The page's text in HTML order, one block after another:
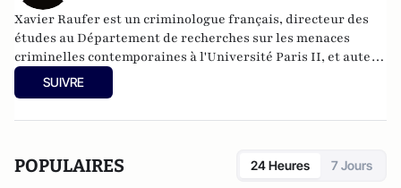
Xavier Raufer est un criminologue français, directeur des
études au Département de recherches sur les menaces
criminelles contemporaines à l'Université Paris II, et auteur
de nombreux ouvrages sur le sujet. Dernier en date:
criminalité organisée dans le chaos mondial : mafias,
SUIVRE
POPULAIRES 24 Heures 7 Jours